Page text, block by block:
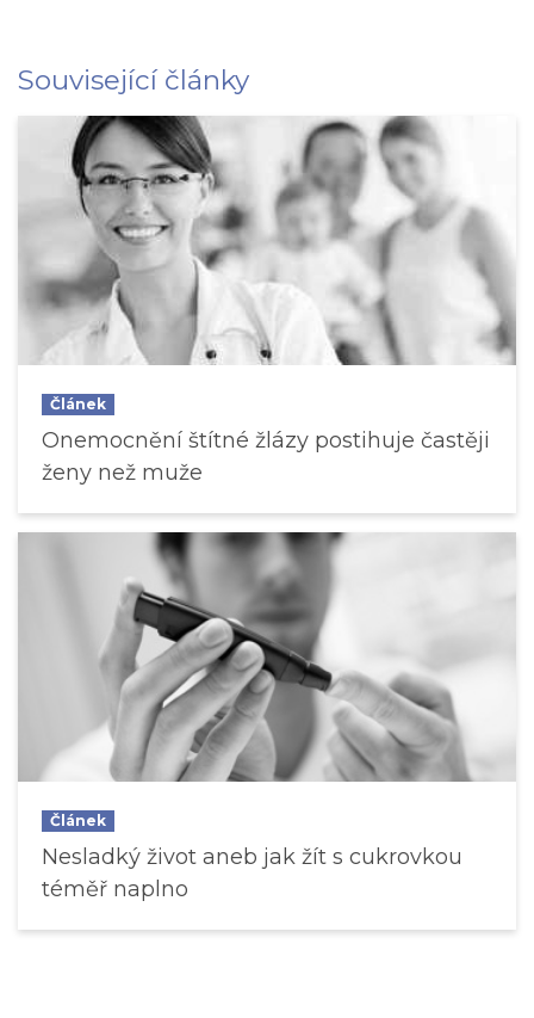
Související články
Článek
Onemocnění štítné žlázy postihuje častěji
ženy než muže
Článek
Nesladký život aneb jak žít s cukrovkou
téměř naplno